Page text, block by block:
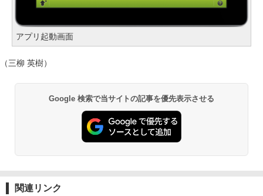
アプリ起動画面
（三柳 英樹）
Google 検索で当サイトの記事を優先表示させる
関連リンク